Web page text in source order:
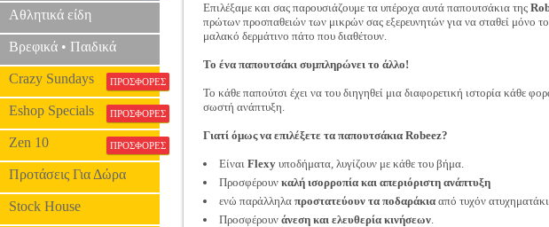
Αθλητικά είδη
Βρεφικά • Παιδικά
Crazy Sundays ΠΡΟΣΦΟΡΕΣ
Eshop Specials ΠΡΟΣΦΟΡΕΣ
Zen 10 ΠΡΟΣΦΟΡΕΣ
Προτάσεις Για Δώρα
Stock House
Επιλέξαμε και σας παρουσιάζουμε τα υπέροχα αυτά παπουτσάκια της
πρώτων προσπαθειών των μικρών σας εξερευνητών για να σταθεί μόνο
μαλακό δερμάτινο πάτο που διαθέτουν.
Το ένα παπουτσάκι συμπληρώνει το άλλο!
Το κάθε παπούτσι έχει να του διηγηθεί μια διαφορετική ιστορία κάθε
σωστή ανάπτυξη.
Γιατί όμως να επιλέξετε τα παπουτσάκια Robeez?
Είναι Flexy υποδήματα, λυγίζουν με κάθε του βήμα.
Προσφέρουν καλή ισορροπία και απεριόριστη ανάπτυξη
ενώ παράλληλα προστατεύουν τα ποδαράκια από τυχόν
Προσφέρουν άνεση και ελευθερία κινήσεων.